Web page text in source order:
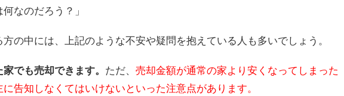
なのだろう？」
の中には、上記のような不安や疑問を抱えている人も多いでしょう。
でも売却できます。 ただ、 売却金額が通常の家より安くなってしまった
告知しなくてはいけないといった注意点があります。